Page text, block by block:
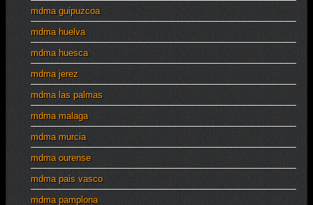
mdma guipuzcoa
mdma huelva
mdma huesca
mdma jerez
mdma las palmas
mdma malaga
mdma murcia
mdma ourense
mdma pais vasco
mdma pamplona